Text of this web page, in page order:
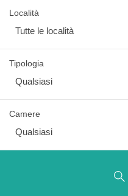
Località
Tutte le località
Tipologia
Qualsiasi
Camere
Qualsiasi